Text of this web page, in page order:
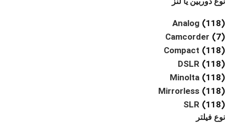
Analog (118)
Camcorder (7)
Compact (118)
DSLR (118)
Minolta (118)
Mirrorless (118)
SLR (118)
نوع فیلتر